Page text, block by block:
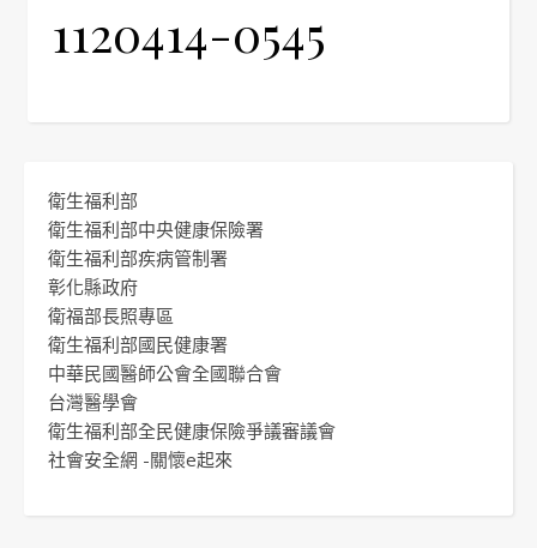
1120414-0545
衛生福利部
衛生福利部中央健康保險署
衛生福利部疾病管制署
彰化縣政府
衛福部長照專區
衛生福利部國民健康署
中華民國醫師公會全國聯合會
台灣醫學會
衛生福利部全民健康保險爭議審議會
社會安全網 -關懷e起來